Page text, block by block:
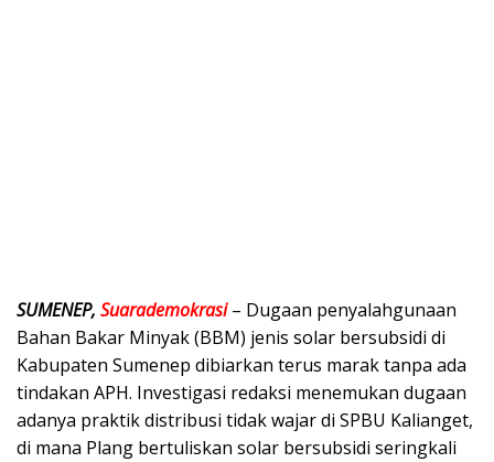
SUMENEP, Suarademokrasi– Dugaan penyalahgunaan
Bahan Bakar Minyak (BBM) jenis solar bersubsidi di
Kabupaten Sumenep dibiarkan terus marak tanpa ada
tindakan APH. Investigasi redaksi menemukan dugaan
adanya praktik distribusi tidak wajar di SPBU Kalianget,
di mana Plang bertuliskan solar bersubsidi seringkali